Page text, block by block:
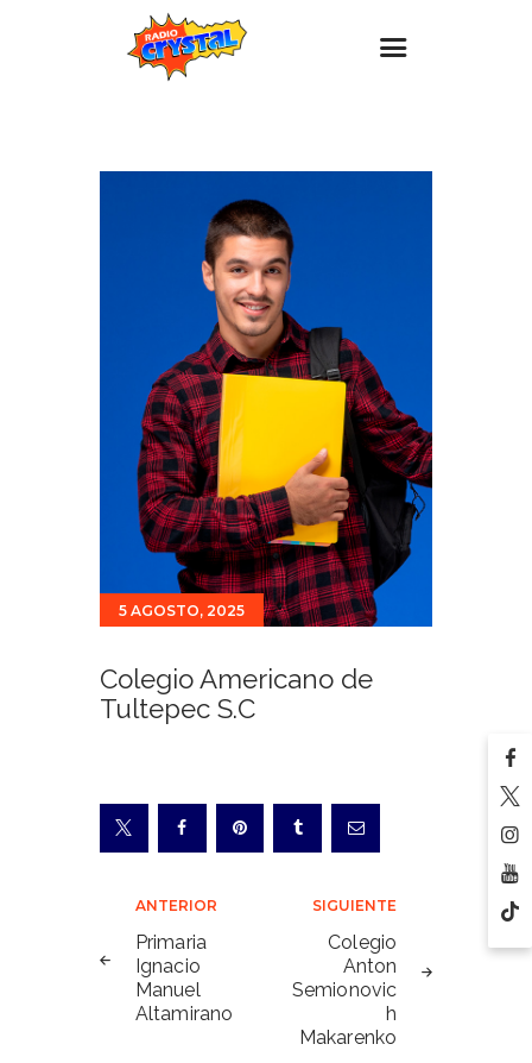
Promociones
Contacto
5 AGOSTO, 2025
Colegio Americano de
Tultepec S.C
Navegación
de
entradas
ANTERIOR
Primaria
Ignacio
Manuel
Altamirano
SIGUIENTE
Colegio
Anton
Semionovic
h
Makarenko